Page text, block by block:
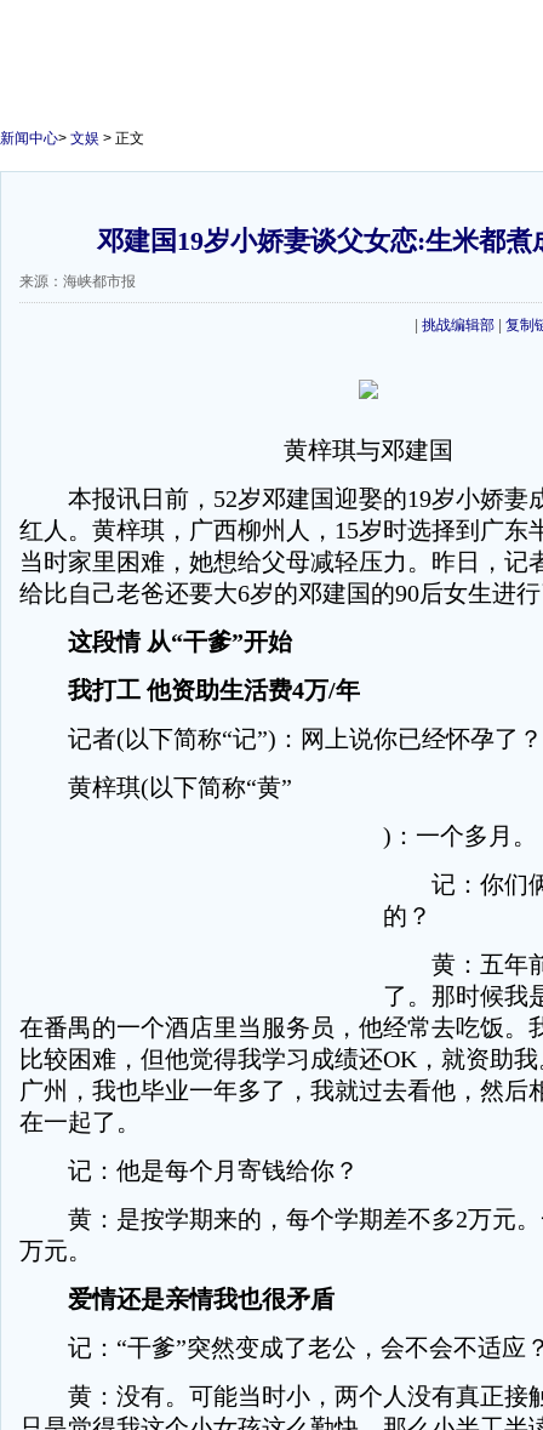
新闻中心> 文娱 > 正文
邓建国19岁小娇妻谈父女恋:生米都煮
来源：海峡都市报
挑战编辑部 复制
黄梓琪与邓建国
本报讯日前，52岁邓建国迎娶的19岁小娇妻
红人。黄梓琪，广西柳州人，15岁时选择到广东
当时家里困难，她想给父母减轻压力。昨日，记
给比自己老爸还要大6岁的邓建国的90后女生进
这段情 从“干爹”开始
我打工 他资助生活费4万/年
记者(以下简称“记”)：网上说你已经怀孕了？
黄梓琪(以下简称“黄”
)：一个多月。
记：你们俩
的？
黄：五年前
了。那时候我
在番禺的一个酒店里当服务员，他经常去吃饭。
比较困难，但他觉得我学习成绩还OK，就资助
广州，我也毕业一年多了，我就过去看他，然后
在一起了。
记：他是每个月寄钱给你？
黄：是按学期来的，每个学期差不多2万元。
万元。
爱情还是亲情我也很矛盾
记：“干爹”突然变成了老公，会不会不适应
黄：没有。可能当时小，两个人没有真正接